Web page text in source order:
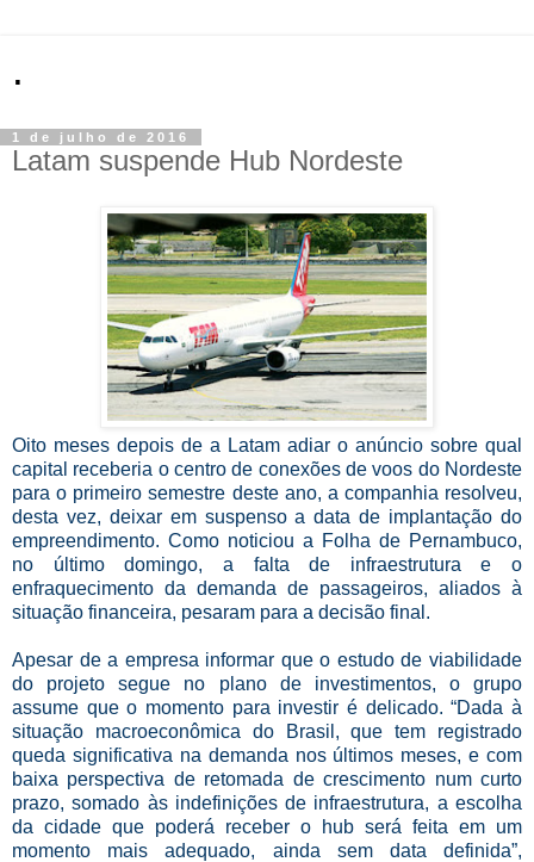
.
1 de julho de 2016
Latam suspende Hub Nordeste
Oito meses depois de a Latam adiar o anúncio sobre qual
capital receberia o centro de conexões de voos do Nordeste
pa­ra o primeiro semestre deste ano, a companhia resolveu,
desta vez, deixar em suspenso a data de implantação do
empreendimento. Como noticiou a Folha de Pernambuco,
no último domingo, a falta de infraestrutura e o
enfraquecimento da demanda de passageiros, aliados à
situação financeira, pesaram para a decisão final.
Apesar de a empresa informar que o estudo de viabilidade
do projeto segue no plano de investimentos, o grupo
assume que o momento para investir é delicado. “Dada à
situação macroeconômica do Brasil, que tem registrado
queda significativa na demanda nos últimos meses, e com
baixa perspectiva de retomada de crescimento num curto
prazo, somado às indefinições de infraestrutura, a escolha
da cidade que poderá receber o hub será feita em um
momento mais adequado, ainda sem data definida”,